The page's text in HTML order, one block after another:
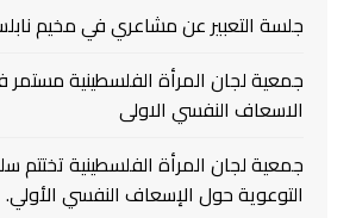
جلسة التعبير عن مشاعري في مخيم
جمعية لجان المرأة الفلسطينية
الاسعاف النفسي الاولى
جمعية لجان المرأة الفلسطينية
التوعوية حول الإسعاف النفسي الأولي.